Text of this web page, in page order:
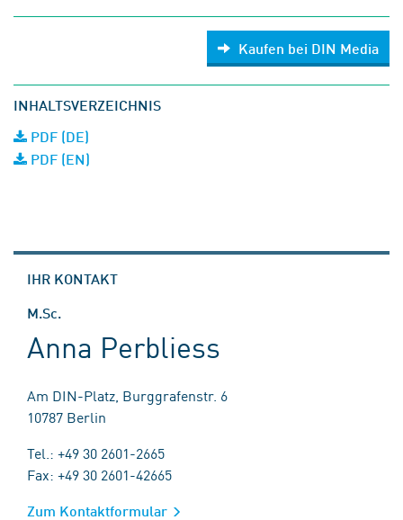
Kaufen bei DIN Media
INHALTSVERZEICHNIS
PDF (DE)
PDF (EN)
IHR KONTAKT
M.Sc.
Anna Perbliess
Am DIN-Platz, Burggrafenstr. 6
10787 Berlin
Tel.: +49 30 2601-2665
Fax: +49 30 2601-42665
Zum Kontaktformular